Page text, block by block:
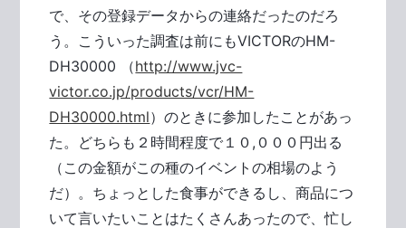
で、その登録データからの連絡だったのだろ
う。こういった調査は前にもVICTORのHM-
DH30000 （http://www.jvc-
victor.co.jp/products/vcr/HM-
DH30000.html）のときに参加したことがあっ
た。どちらも２時間程度で１０,０００円出る
（この金額がこの種のイベントの相場のよう
だ）。ちょっとした食事ができるし、商品につ
いて言いたいことはたくさんあったので、忙し